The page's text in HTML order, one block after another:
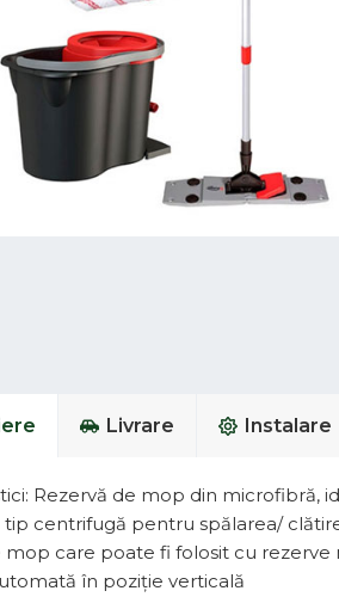
Livrare Instalare
Rezervă de mop din microfibră,
tip centrifugă pentru spălarea/
mop care poate fi folosit cu
în poziție verticală